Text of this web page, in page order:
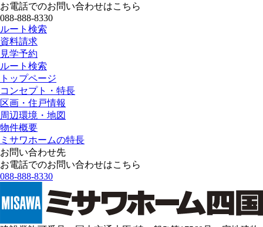
お電話でのお問い合わせはこちら
088-888-8330
ルート検索
資料請求
見学予約
ルート検索
トップページ
コンセプト・特長
区画・住戸情報
周辺環境・地図
物件概要
ミサワホームの特長
お問い合わせ先
お電話でのお問い合わせはこちら
088-888-8330